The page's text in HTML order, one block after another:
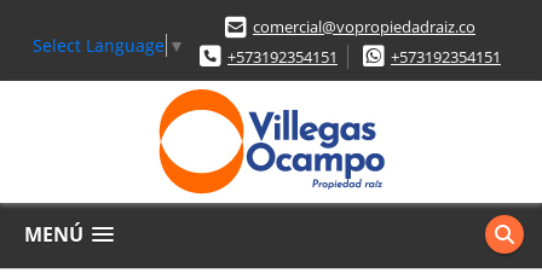
Select Language ▼
comercial@vopropiedadraiz.co
+573192354151
+573192354151
MENÚ